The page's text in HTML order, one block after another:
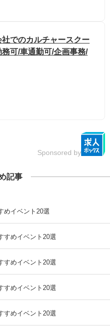
でのカルチャースクー
可/車通勤可/企画事務/
Sponsored by
記事
めイベント20選
すめイベント20選
すめイベント20選
すめイベント20選
すめイベント20選